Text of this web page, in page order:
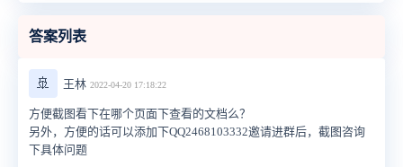
答案列表
🚢 王林 2022-04-20 17:18:22
方便截图看下在哪个页面下查看的文档么？
另外，方便的话可以添加下QQ2468103332邀请进群后，截图咨询
下具体问题